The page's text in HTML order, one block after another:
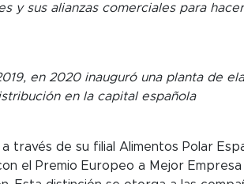
y sus alianzas comerciales para
en 2020 inauguró una planta de
en la capital española
a través de su filial Alimentos Polar
el Premio Europeo a Mejor